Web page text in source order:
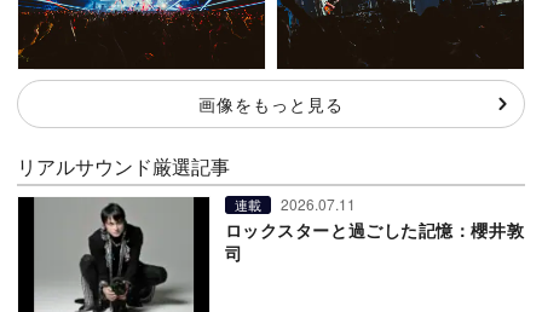
画像をもっと見る
リアルサウンド厳選記事
連載 2026.07.11
ロックスターと過ごした記憶：櫻井敦
司